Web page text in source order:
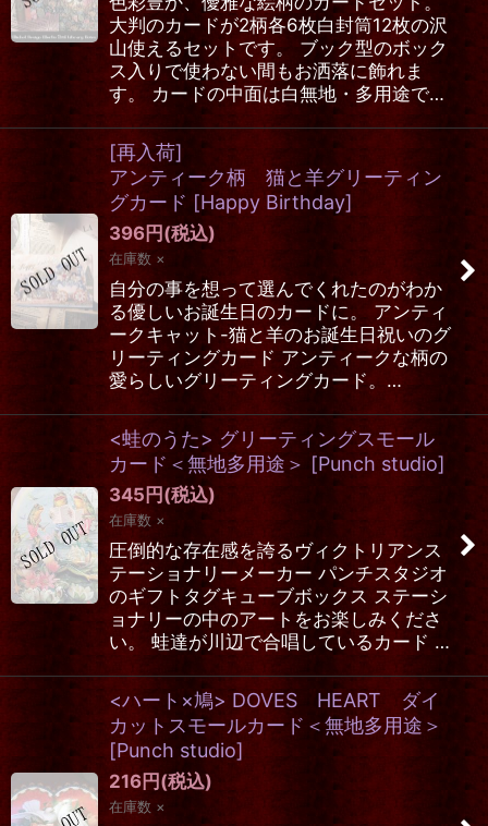
大判のカードが2柄各6枚白封筒12枚の沢
山使えるセットです。 ブック型のボック
ス入りで使わない間もお洒落に飾れま
す。 カードの中面は白無地・多用途で…
[再入荷]
アンティーク柄 猫と羊グリーティン
グカード [Happy Birthday]
396円 (税込)
在庫数 ×
自分の事を想って選んでくれたのがわか
る優しいお誕生日のカードに。 アンティ
ークキャット-猫と羊のお誕生日祝いのグ
リーティングカード アンティークな柄の
愛らしいグリーティングカード。…
<蛙のうた> グリーティングスモール
カード＜無地多用途＞ [Punch studio]
345 円 (税込)
在庫数 ×
圧倒的な存在感を誇るヴィクトリアンス
テーショナリーメーカー パンチスタジオ
のギフトタグキューブボックス ステーシ
ョナリーの中のアートをお楽しみくださ
い。 蛙達が川辺で合唱しているカード …
<ハート×鳩> DOVES HEART ダイ
カットスモールカード＜無地多用途＞
[Punch studio]
216円 (税込)
在庫数 ×